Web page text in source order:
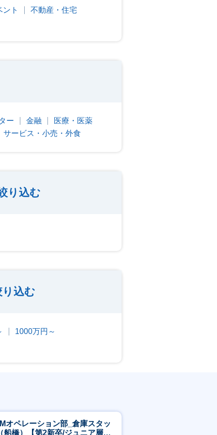
ト 不動産・住宅
ー 金融
医療・医薬
サービス・小売・外食
り込む
込む
1000万円～
オペレーション部_倉庫スタッ
船橋）【第2新卒/ジュニア層歓